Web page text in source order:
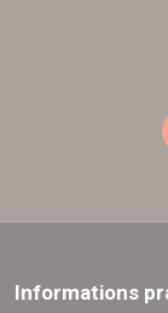
Informations